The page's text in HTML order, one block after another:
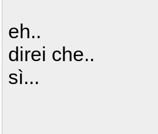
eh..
direi che..
sì...